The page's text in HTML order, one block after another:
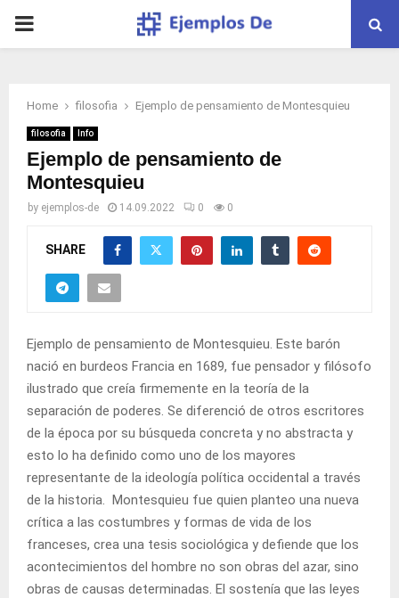
PRIMARY
Home filosofia Ejemplo de pensamiento de Montesquieu
filosofia Info
Ejemplo de pensamiento de
Montesquieu
by ejemplos-de 14.09.2022 0 0
SHARE
Ejemplo de pensamiento de Montesquieu. Este barón
nació en burdeos Francia en 1689, fue pensador y filósofo
ilustrado que creía firmemente en la teoría de la
separación de poderes. Se diferenció de otros escritores
de la época por su búsqueda concreta y no abstracta y
esto lo ha definido como uno de los mayores
representante de la ideología política occidental a través
de la historia. Montesquieu fue quien planteo una nueva
crítica a las costumbres y formas de vida de los
franceses, crea una tesis sociológica y defiende que los
acontecimientos del hombre no son obras del azar, sino
obras de causas determinadas. El sostenía que las leyes